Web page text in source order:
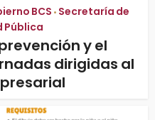
BCS • Secretaría de
Pública
y el
dirigidas al